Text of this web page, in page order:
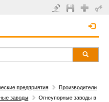
предприятия
Производители
заводы
Огнеупорные заводы в